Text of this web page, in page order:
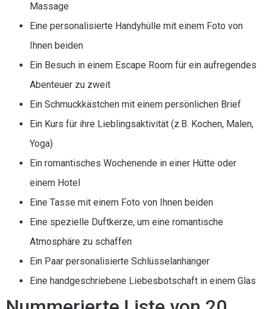
Massage
Eine personalisierte Handyhülle mit einem Foto von
Ihnen beiden
Ein Besuch in einem Escape Room für ein aufregendes
Abenteuer zu zweit
Ein Schmuckkästchen mit einem persönlichen Brief
Ein Kurs für ihre Lieblingsaktivität (z.B. Kochen, Malen,
Yoga)
Ein romantisches Wochenende in einer Hütte oder
einem Hotel
Eine Tasse mit einem Foto von Ihnen beiden
Eine spezielle Duftkerze, um eine romantische
Atmosphäre zu schaffen
Ein Paar personalisierte Schlüsselanhänger
Eine handgeschriebene Liebesbotschaft in einem Glas